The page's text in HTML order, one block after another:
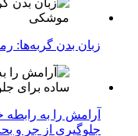
زبان بدن گربه‌ها:
آرامش را به رابطه
جلوگیری از جر و